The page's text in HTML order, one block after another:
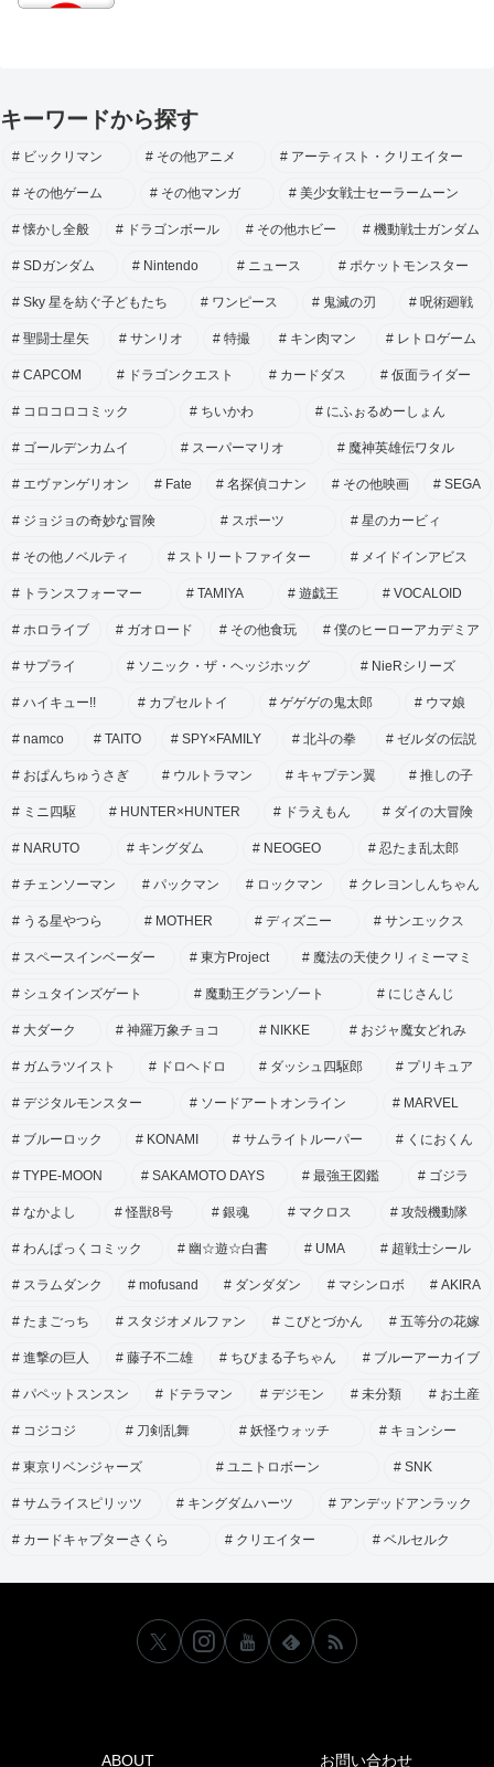
キーワードから探す
ビックリマン その他アニメ アーティスト・クリエイター
その他ゲーム その他マンガ 美少女戦士セーラームーン
懐かし全般 ドラゴンボール その他ホビー 機動戦士ガンダム
SDガンダム Nintendo ニュース ポケットモンスター
Sky 星を紡ぐ子どもたち ワンピース 鬼滅の刃 呪術廻戦
聖闘士星矢 サンリオ 特撮 キン肉マン レトロゲーム
CAPCOM ドラゴンクエスト カードダス 仮面ライダー
コロコロコミック ちいかわ にふぉるめーしょん
ゴールデンカムイ スーパーマリオ 魔神英雄伝ワタル
エヴァンゲリオン Fate 名探偵コナン その他映画 SEGA
ジョジョの奇妙な冒険 スポーツ 星のカービィ
その他ノベルティ ストリートファイター メイドインアビス
トランスフォーマー TAMIYA 遊戯王 VOCALOID
ホロライブ ガオロード その他食玩 僕のヒーローアカデミア
サプライ ソニック・ザ・ヘッジホッグ NieRシリーズ
ハイキュー!! カプセルトイ ゲゲゲの鬼太郎 ウマ娘
namco TAITO SPY×FAMILY 北斗の拳 ゼルダの伝説
おぱんちゅうさぎ ウルトラマン キャプテン翼 推しの子
ミニ四駆 HUNTER×HUNTER ドラえもん ダイの大冒険
NARUTO キングダム NEOGEO 忍たま乱太郎
チェンソーマン パックマン ロックマン クレヨンしんちゃん
うる星やつら MOTHER ディズニー サンエックス
スペースインベーダー 東方Project 魔法の天使クリィミーマミ
シュタインズゲート 魔動王グランゾート にじさんじ
大ダーク 神羅万象チョコ NIKKE おジャ魔女どれみ
ガムラツイスト ドロヘドロ ダッシュ四駆郎 プリキュア
デジタルモンスター ソードアートオンライン MARVEL
ブルーロック KONAMI サムライトルーパー くにおくん
TYPE-MOON SAKAMOTO DAYS 最強王図鑑 ゴジラ
なかよし 怪獣8号 銀魂 マクロス 攻殻機動隊
わんぱっくコミック 幽☆遊☆白書 UMA 超戦士シール
スラムダンク mofusand ダンダダン マシンロボ AKIRA
たまごっち スタジオメルファン こびとづかん 五等分の花嫁
進撃の巨人 藤子不二雄 ちびまる子ちゃん ブルーアーカイブ
パペットスンスン ドテラマン デジモン 未分類 お土産
コジコジ 刀剣乱舞 妖怪ウォッチ キョンシー
東京リベンジャーズ ユニトロボーン SNK
サムライスピリッツ キングダムハーツ アンデッドアンラック
カードキャプターさくら クリエイター ベルセルク
ABOUT お問い合わせ